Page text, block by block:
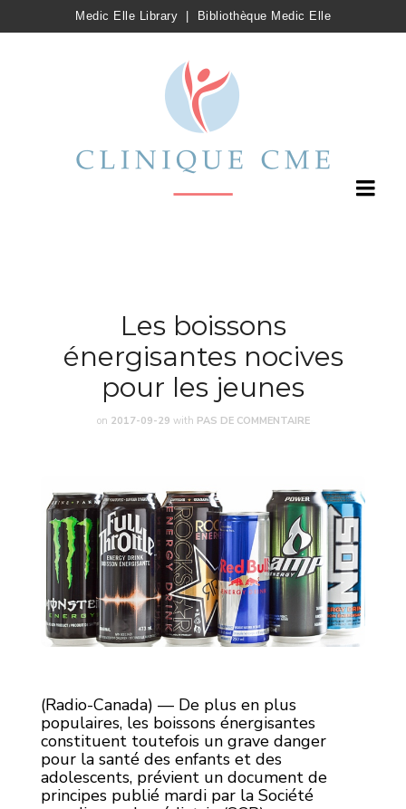
Medic Elle Library Bibliothèque Medic Elle
Les boissons
énergisantes nocives
pour les jeunes
on 2017-09-29 with PAS DE COMMENTAIRE
(Radio-Canada) — De plus en plus
populaires, les boissons énergisantes
constituent toutefois un grave danger
pour la santé des enfants et des
adolescents, prévient un document de
principes publié mardi par la Société